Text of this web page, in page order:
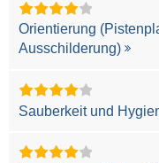
Orientierung
Ausschilderung)
Sauberkeit und